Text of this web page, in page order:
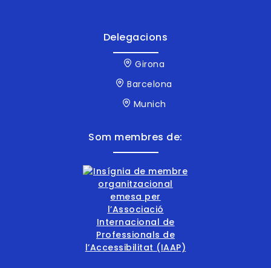
Delegacions
Girona
Barcelona
Munich
Som membres de: